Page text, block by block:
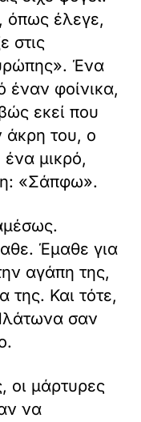
όπως έλεγε,
στις
Ένα
έναν φοίνικα,
εκεί που
άκρη του, ο
μικρό,
«Σάπφω».
Έμαθε για
αγάπη της,
της. Και τότε,
σαν
οι μάρτυρες
να